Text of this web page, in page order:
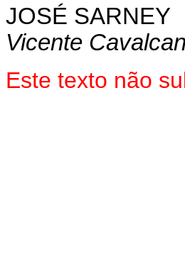
JOSÉ SARNEY
Vicente
Este texto não